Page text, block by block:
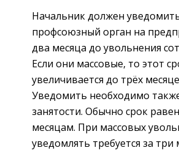
Начальник должен
профсоюзный орган на
два месяца до увольнения
Если они массовые, то этот
увеличивается до трёх
Уведомить необходимо
занятости. Обычно срок
месяцам. При массовых
уведомлять требуется за три